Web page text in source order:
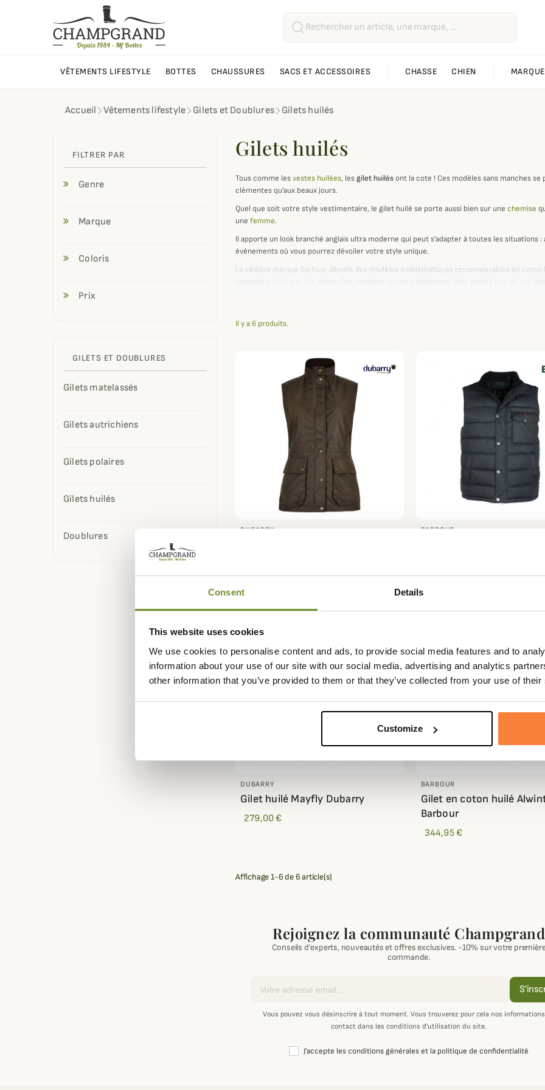
Consent Details
This website uses cookies
We use cookies to personalise content and ads, to provide social media features and to
information about your use of our site with our social media, advertising and analytics
other information that you’ve provided to them or that they’ve collected from your use of
Customize
VÊTEMENTS LIFESTYLE BOTTES CHAUSSURES SACS ET ACCESSOIRES CHASSE CHIEN
Accueil Vêtements lifestyle Gilets et Doublures Gilets huilés
FILTRER PAR
Genre
Marque
Coloris
Prix
GILETS ET DOUBLURES
Gilets matelassés
Gilets autrichiens
Gilets polaires
Gilets huilés
Doublures
Gilets huilés
Tous comme lesvestes huilées, les gilet huilésont la cote ! Ces modèles sans manches
clémentes qu'aux beaux jours.
Quel que soit votre style vestimentaire, le gilet huilé se porte aussi bien sur une chemise
une femme.
Il apporte un look branché anglais ultra moderne qui peut s'adapter à toutes les
événements où vous pourrez dévoiler votre style unique.
La célèbre marque Barbour dévoile des modèles emblématiques reconnaissables en
Il y a 6 produits.
DUBARRY
279,00 €
BARBOUR
DUBARRY
Gilet huilé Mayfly Dubarry
279,00 €
BARBOUR
Gilet en coton huilé
Barbour
344,95 €
Affichage 1-6 de 6 article(s)
Rejoignez la communauté Champgrand
Conseils d'experts, nouveautés et offres exclusives. -10% sur votre
commande.
Vous pouvez vous désinscrire à tout moment. Vous trouverez pour cela nos
contact dans les conditions d'utilisation du site.
J'accepte les conditions générales et la politique de confidentialité